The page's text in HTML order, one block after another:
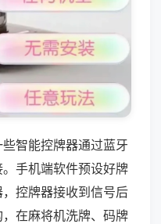
智能控牌器通过蓝牙
手机端软件预设好牌
控牌器接收到信号后
在麻将机洗牌、码牌